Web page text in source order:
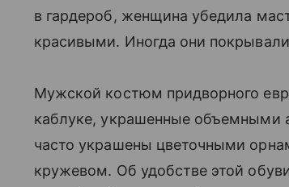
в гардероб, женщина убедила
красивыми. Иногда они
Мужской костюм придворного
каблуке, украшенные объемными
часто украшены цветочными
кружевом. Об удобстве этой